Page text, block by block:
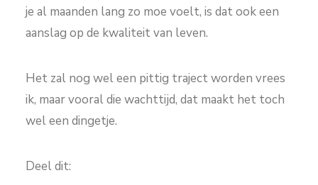
je al maanden lang zo moe voelt, is dat ook een
aanslag op de kwaliteit van leven.
Het zal nog wel een pittig traject worden vrees
ik, maar vooral die wachttijd, dat maakt het toch
wel een dingetje.
Deel dit: